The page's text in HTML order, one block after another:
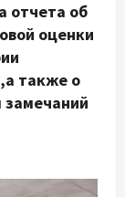
отчета об
оценки
также о
замечаний